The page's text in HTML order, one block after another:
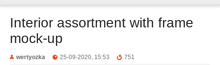
Interior assortment with frame
mock-up
wertyozka 25-09-2020, 15:53
751